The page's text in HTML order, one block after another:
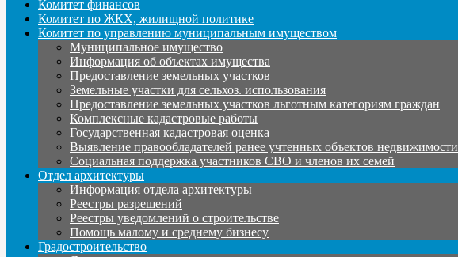
Комитет финансов
Комитет по ЖКХ, жилищной политике
Комитет по управлению муниципальным имуществом
Муниципальное имущество
Информация об объектах имущества
Предоставление земельных участков
Земельные участки для сельхоз. использования
Предоставление земельных участков льготным категориям граждан
Комплексные кадастровые работы
Государственная кадастровая оценка
Выявление правообладателей ранее учтенных объектов недвижимости
Социальная поддержка участников СВО и членов их семей
Отдел архитектуры
Информация отдела архитектуры
Реестры разрешений
Реестры уведомлений о строительстве
Помощь малому и среднему бизнесу
Градостроительство